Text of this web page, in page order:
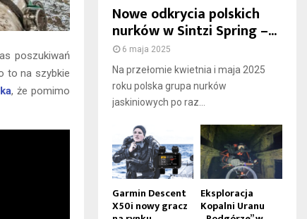
poszukiwań
to na szybkie
, że pomimo
Nowe odkrycia polskich
nurków w Sintzi Spring –...
6 maja 2025
Na przełomie kwietnia i maja 2025
roku polska grupa nurków
jaskiniowych po raz...
Garmin Descent
X50i nowy gracz
Eksploracja
Kopalni Uranu